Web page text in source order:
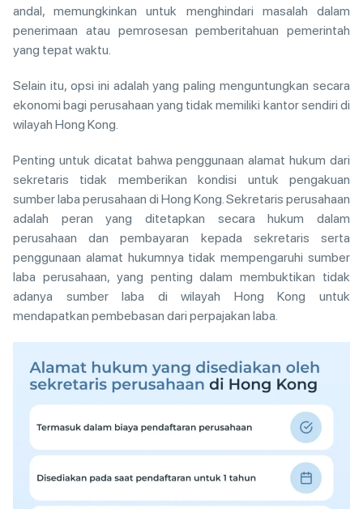
andal, memungkinkan untuk menghindari masalah dalam
penerimaan atau pemrosesan pemberitahuan pemerintah
yang tepat waktu.
Selain itu, opsi ini adalah yang paling menguntungkan secara
ekonomi bagi perusahaan yang tidak memiliki kantor sendiri di
wilayah Hong Kong.
Penting untuk dicatat bahwa penggunaan alamat hukum dari
sekretaris tidak memberikan kondisi untuk pengakuan
sumber laba perusahaan di Hong Kong. Sekretaris perusahaan
adalah peran yang ditetapkan secara hukum dalam
perusahaan dan pembayaran kepada sekretaris serta
penggunaan alamat hukumnya tidak mempengaruhi sumber
laba perusahaan, yang penting dalam membuktikan tidak
adanya sumber laba di wilayah Hong Kong untuk
mendapatkan pembebasan dari perpajakan laba.